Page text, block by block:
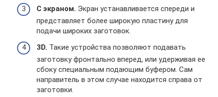
С экраном. Экран устанавливается спереди и
представляет более широкую пластину для
подачи широких заготовок.
3D. Такие устройства позволяют подавать
заготовку фронтально вперед, или удерживая ее
сбоку специальным подающим буфером. Сам
направитель в этом случае находится справа от
заготовки.